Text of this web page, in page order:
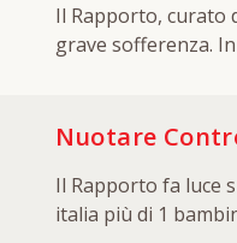
Il Rapporto, curato
grave sofferenza. In particolare si registra un aumento esponenziale delle famiglie e delle persone in povertà assoluta e una diminuzione significativa di
Nuotare
Il Rapporto fa luce
italia più di 1